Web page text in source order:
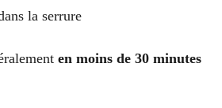
la serrure
en moins de 30 minutes